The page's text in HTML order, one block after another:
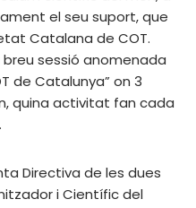
el seu suport, que
Catalana de COT.
sessió anomenada
de Catalunya” on 3
quina activitat fan cada
Directiva de les dues
i Científic del